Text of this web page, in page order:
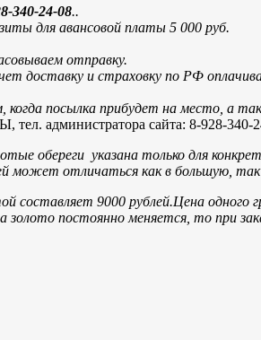
340-24-08..
для авансовой платы 5 000 руб.
отправку.
доставку и страховку по РФ
посылка прибудет на место, а
сайта: 8-928-340-
обереги указана только для
может отличаться как в большую,
составляет 9000 рублей.Цена одного
золото постоянно меняется, то при